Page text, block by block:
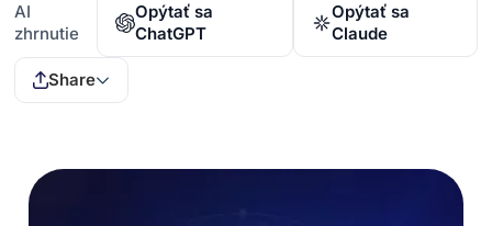
AI
zhrnutie
Opýtať sa
ChatGPT
Opýtať sa
Claude
Share